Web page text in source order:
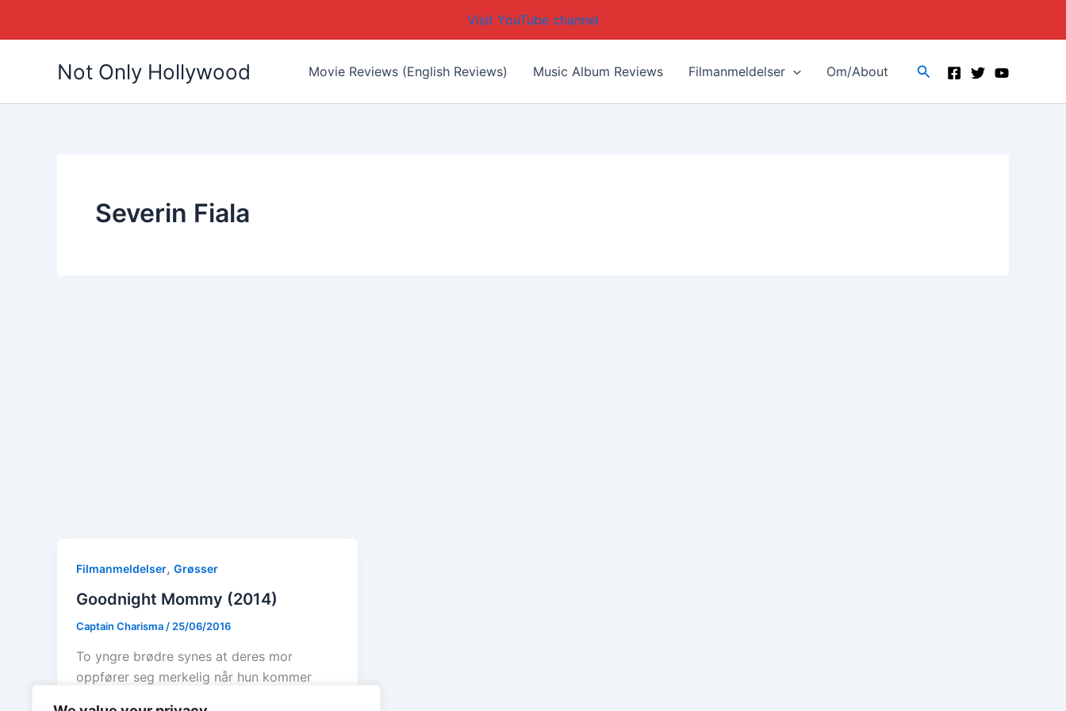
Visit YouTube channel
Not Only Hollywood Movie Reviews (English Reviews) Music Album Reviews Filmanmeldelser Om/About Search
Severin Fiala
Filmanmeldelser, Grøsser
Goodnight Mommy (2014)
Captain Charisma / 25/06/2016
To yngre brødre synes at deres mor
oppfører seg merkelig når hun kommer